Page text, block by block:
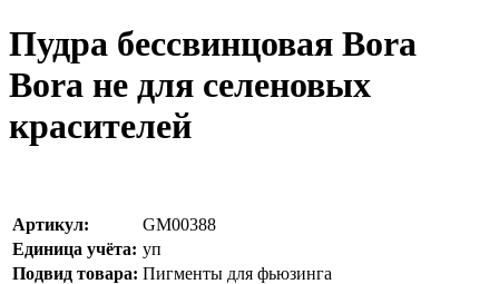
Пудра бессвинцовая Bora
Bora не для селеновых
красителей
Артикул:
GM00388
Единица учёта: уп
Подвид товара: Пигменты для фьюзинга